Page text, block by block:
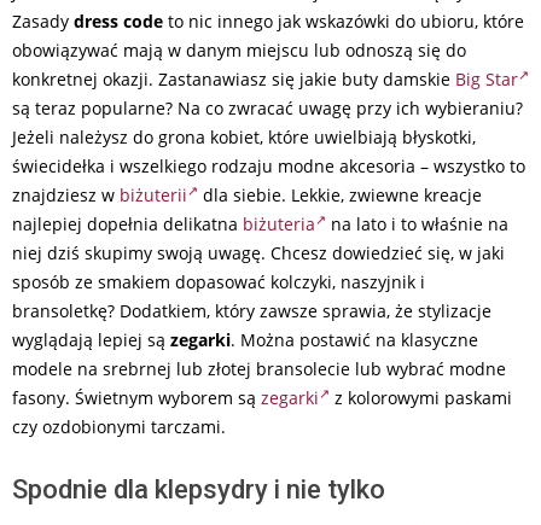
Zasady dress code to nic innego jak wskazówki do ubioru, które
obowiązywać mają w danym miejscu lub odnoszą się do
konkretnej okazji. Zastanawiasz się jakie buty damskie Big Star
są teraz popularne? Na co zwracać uwagę przy ich wybieraniu?
Jeżeli należysz do grona kobiet, które uwielbiają błyskotki,
świecidełka i wszelkiego rodzaju modne akcesoria – wszystko to
znajdziesz w biżuterii
dla siebie. Lekkie, zwiewne kreacje
najlepiej dopełnia delikatna biżuteria
na lato i to właśnie na
niej dziś skupimy swoją uwagę. Chcesz dowiedzieć się, w jaki
sposób ze smakiem dopasować kolczyki, naszyjnik i
bransoletkę? Dodatkiem, który zawsze sprawia, że stylizacje
wyglądają lepiej są zegarki. Można postawić na klasyczne
modele na srebrnej lub złotej bransolecie lub wybrać modne
fasony. Świetnym wyborem są zegarki
z kolorowymi paskami
czy ozdobionymi tarczami.
Spodnie dla klepsydry i nie tylko